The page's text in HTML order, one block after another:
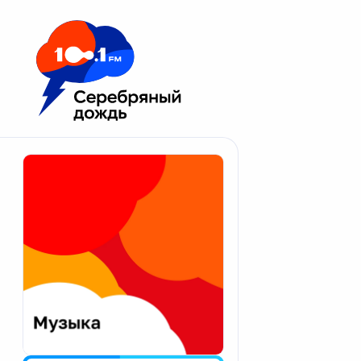
Москва 100.1 FM
Апатиты
Екатеринбург
Калининград
Калуга